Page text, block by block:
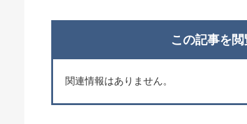
この記事を
関連情報はありません。